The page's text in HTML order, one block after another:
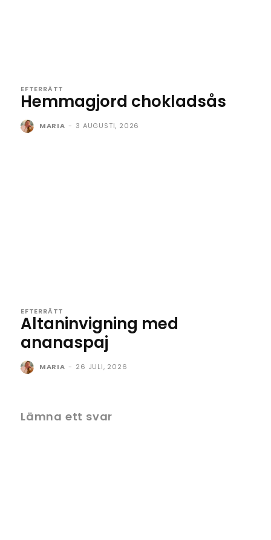
EFTERRÄTT
Hemmagjord chokladsås
MARIA - 3 AUGUSTI, 2026
EFTERRÄTT
Altaninvigning med
ananaspaj
MARIA - 26 JULI, 2026
Lämna ett svar